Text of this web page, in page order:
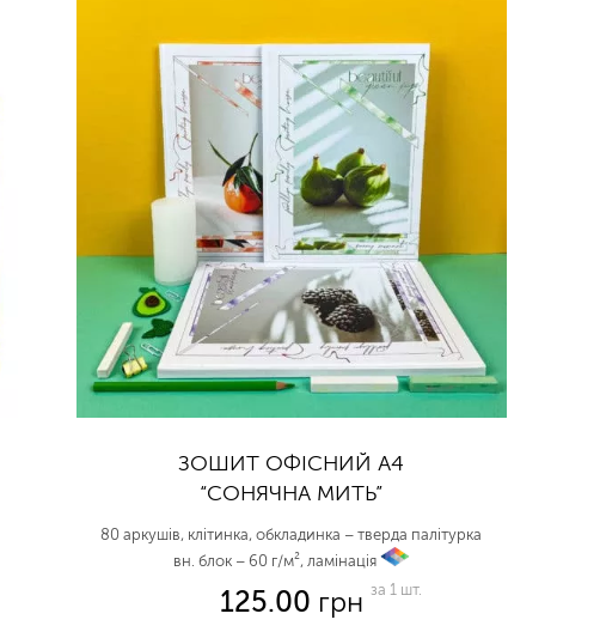
ЗОШИТ ОФІСНИЙ А4
“СОНЯЧНА МИТЬ”
80 аркушів, клітинка, обкладинка – тверда палітурка
вн. блок – 60 г/м², ламінація
125.00 грн за 1 шт.